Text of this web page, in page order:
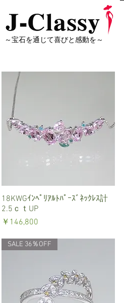
～宝石を通じて喜びと感動を～
クイックビュー
18KWGｲﾝﾍﾟﾘｱﾙﾄﾊﾟｰｽﾞﾈｯｸﾚｽ計
2.5ｃｔUP
価格
￥146,800
SALE 36％OFF